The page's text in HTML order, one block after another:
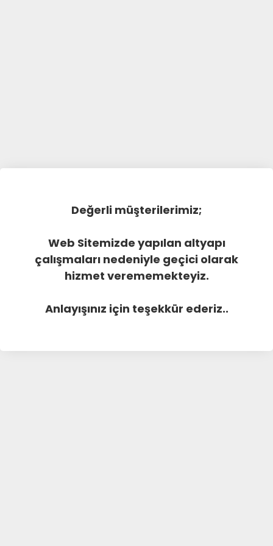
Değerli müşterilerimiz;
Web Sitemizde yapılan altyapı
çalışmaları nedeniyle geçici olarak
hizmet verememekteyiz.
Anlayışınız için teşekkür ederiz..